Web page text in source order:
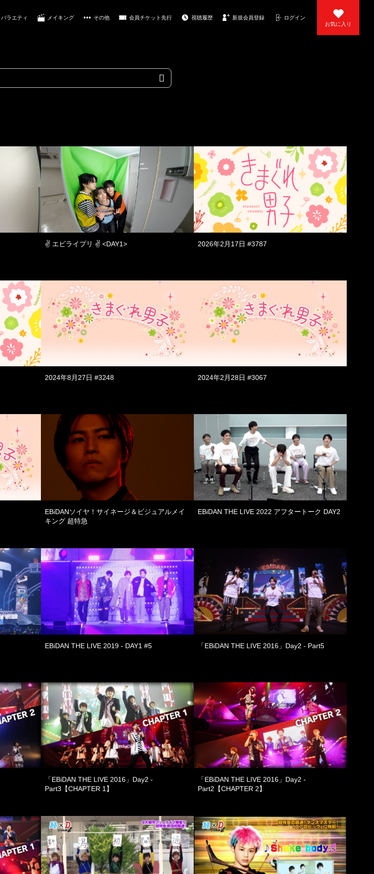
お気に入り
バラエティ メイキング その他 会員チケット先行 視聴履歴 新規会員登録 ログイン
✌ エビライプリ ✌ <DAY1> 2026年2月17日 #3787
2024年8月27日 #3248 2024年2月28日 #3067
EBiDANソイヤ！サイネージ＆ビジュアルメイ
キング 超特急
EBiDAN THE LIVE 2022 アフタートーク DAY2
EBiDAN THE LIVE 2019 - DAY1 #5 「EBiDAN THE LIVE 2016」Day2 - Part5
「EBiDAN THE LIVE 2016」Day2 -
Part3【CHAPTER 1】
「EBiDAN THE LIVE 2016」Day2 -
Part2【CHAPTER 2】